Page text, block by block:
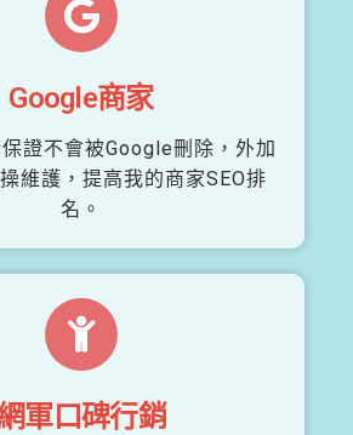
Google商家
證不會被Google刪除，外加
維護，提高我的商家SEO排
名。
軍口碑行銷